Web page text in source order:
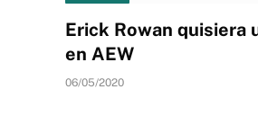
Erick Rowan quisiera
en AEW
06/05/2020